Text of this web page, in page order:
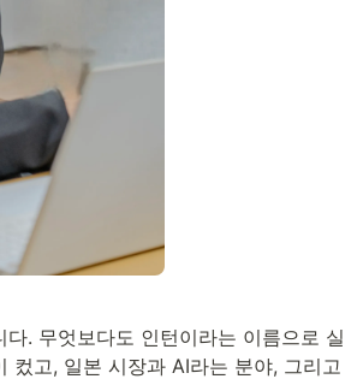
. 무엇보다도 인턴이라는 이름으로 실
컸고, 일본 시장과 AI라는 분야, 그리고